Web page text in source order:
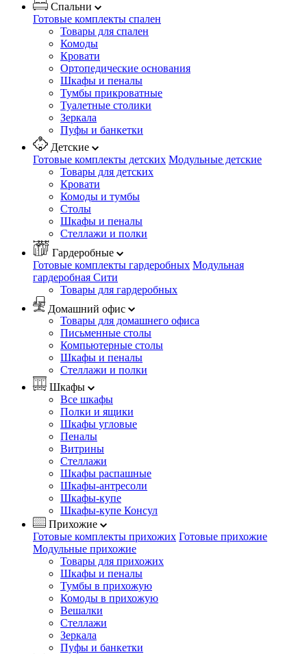
Спальни
Готовые комплекты спален
Товары для спален
Комоды
Кровати
Ортопедические основания
Шкафы и пеналы
Тумбы прикроватные
Туалетные столики
Зеркала
Пуфы и банкетки
Детские
Готовые комплекты детских Модульные детские
Товары для детских
Кровати
Комоды и тумбы
Столы
Шкафы и пеналы
Стеллажи и полки
Гардеробные
Готовые комплекты гардеробных Модульная
гардеробная Сити
Товары для гардеробных
Домашний офис
Товары для домашнего офиса
Письменные столы
Компьютерные столы
Шкафы и пеналы
Стеллажи и полки
Шкафы
Все шкафы
Полки и ящики
Шкафы угловые
Пеналы
Витрины
Стеллажи
Шкафы распашные
Шкафы-антресоли
Шкафы-купе
Шкафы-купе Консул
Прихожие
Готовые комплекты прихожих Готовые прихожие
Модульные прихожие
Товары для прихожих
Шкафы и пеналы
Тумбы в прихожую
Комоды в прихожую
Вешалки
Стеллажи
Зеркала
Пуфы и банкетки